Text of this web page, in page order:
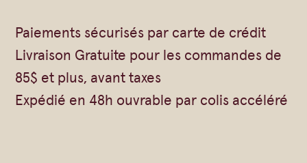
Authentiques
Savons moulés
Beurre de Karité
Végétales
Gommages
Savons en barre
Huiles
Shampoings
Paiements sécurisés par carte de crédit
Livraison Gratuite pour les commandes de
85$ et plus, avant taxes
Expédié en 48h ouvrable par colis accéléré